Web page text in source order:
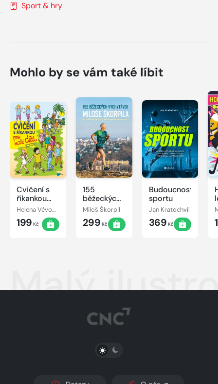
Sport & hry
Mohlo by se vám také líbit
Cvičení s
říkankou
pro malé
děti
Helena Vévodová
199 Kč
155
běžeckých
vychytávek
Miloše
Škorpila
Miloš Škorpil
299 Kč
Budoucnost
sportu
Jan Kratochvíl
369 Kč
Malý
PŘEPNOUT SVĚTLÝ/TMAVÝ REŽIM